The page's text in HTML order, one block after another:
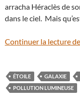
arracha Héraclès de
dans le ciel. Mais
Continuer la lecture de
ÉTOILE GALAXIE
POLLUTION LUMINEUSE